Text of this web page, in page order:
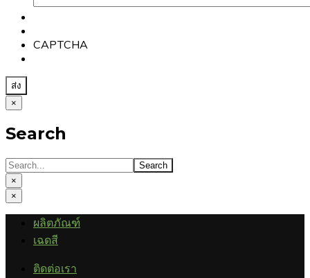
CAPTCHA
×
Search
×
×
ผลิตภัณฑ์
เฉดสี
ติดต่อเรา